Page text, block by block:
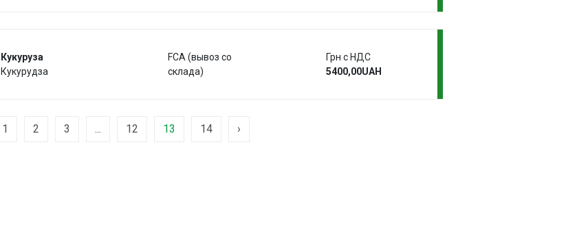
Кукуруза
Кукурудза
FCA (вывоз со
склада)
Грн с НДС
5400,00UAH
1 2 3 ... 12 13 14 ›